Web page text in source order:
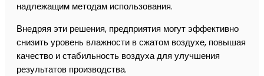
надлежащим методам использования.
Внедряя эти решения, предприятия могут эффективно
снизить уровень влажности в сжатом воздухе, повышая
качество и стабильность воздуха для улучшения
результатов производства.